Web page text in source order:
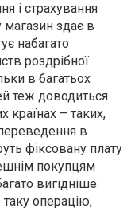
і страхування
магазин здає в
набагато
роздрібної
в багатьох
теж доводиться
країнах – таких,
в
фіксовану плату
покупцям
вигідніше.
операцію,